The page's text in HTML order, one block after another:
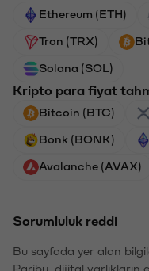
Ethereum (ETH)
Tron (TRX)
Solana (SOL)
Kripto para fiyat
Bitcoin (BTC)
Bonk (BONK)
Avalanche (AVAX)
Sorumluluk reddi
Bu sayfada yer alan
Paribu, dijital varlıkların